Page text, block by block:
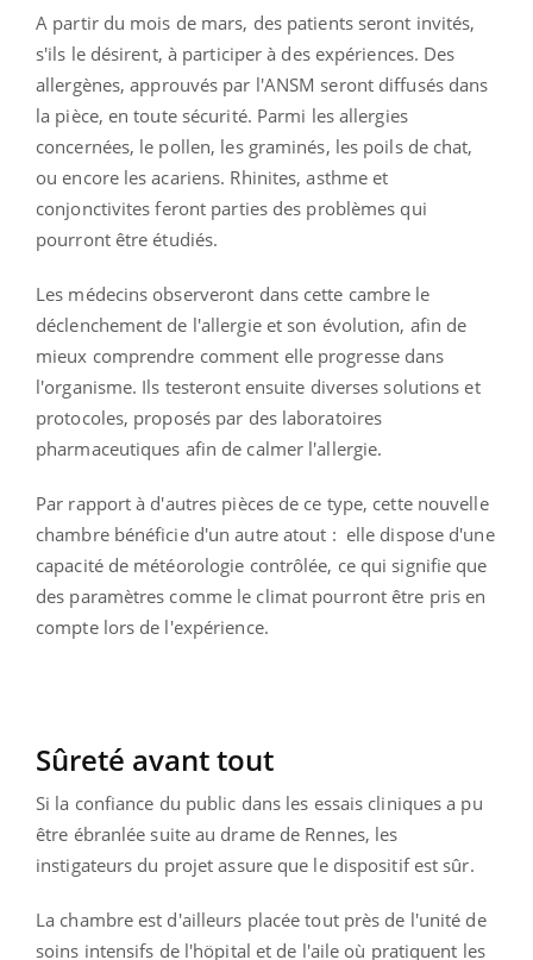
A partir du mois de mars, des patients seront invités,
s'ils le désirent, à participer à des expériences. Des
allergènes, approuvés par l'ANSM seront diffusés dans
la pièce, en toute sécurité. Parmi les allergies
concernées, le pollen, les graminés, les poils de chat,
ou encore les acariens. Rhinites, asthme et
conjonctivites feront parties des problèmes qui
pourront être étudiés.
Les médecins observeront dans cette cambre le
déclenchement de l'allergie et son évolution, afin de
mieux comprendre comment elle progresse dans
l'organisme. Ils testeront ensuite diverses solutions et
protocoles, proposés par des laboratoires
pharmaceutiques afin de calmer l'allergie.
Par rapport à d'autres pièces de ce type, cette nouvelle
chambre bénéficie d'un autre atout : elle dispose d'une
capacité de météorologie contrôlée, ce qui signifie que
des paramètres comme le climat pourront être pris en
compte lors de l'expérience.
Sûreté avant tout
Si la confiance du public dans les essais cliniques a pu
être ébranlée suite au drame de Rennes, les
instigateurs du projet assure que le dispositif est sûr.
La chambre est d'ailleurs placée tout près de l'unité de
soins intensifs de l'höpital et de l'aile où pratiquent les